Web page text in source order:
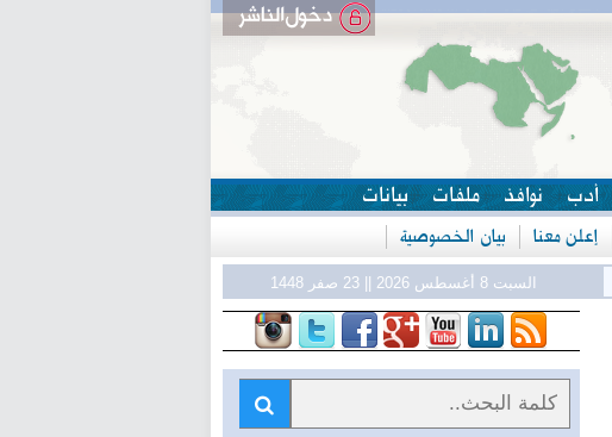
أدب نوافذ ملفات بيانات
إعلن معنا بيان الخصوصية
السبت 8 أغسطس 2026 || 23 صفر 1448